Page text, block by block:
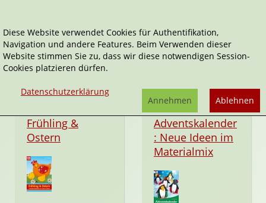
Petra Boniberger
Frühling &
Ostern
Taschenbuch
Adventskalender
: Neue Ideen im
Materialmix
Diese Website verwendet Cookies für Authentifikation,
Navigation und andere Features. Beim Verwenden dieser
Website stimmen Sie zu, dass wir diese notwendigen Session-
Cookies platzieren dürfen.
Datenschutzerklärung
Ablehnen
Annehmen